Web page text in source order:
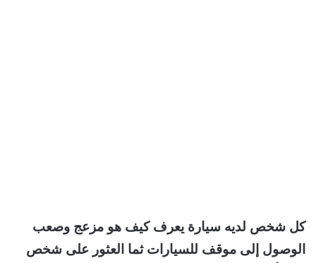
كل شخص لديه سيارة يعرف كيف هو مزعج وصعب
الوصول إلى موقف للسيارات ثما العثور على شخص